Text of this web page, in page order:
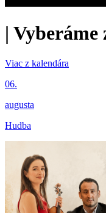
| Vyberáme
Viac z kalendára
06.
augusta
Hudba